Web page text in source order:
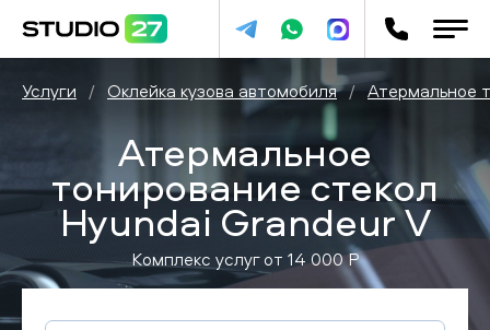
Услуги / Оклейка кузова автомобиля / Атермальное
Атермальное
тонирование стекол
Hyundai Grandeur V
Комплекс услуг от 14 000P